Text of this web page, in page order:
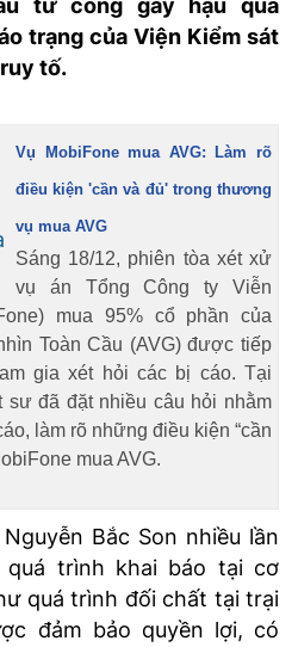
tư công gây hậu quả
trạng của Viện Kiểm sát
tố.
Vụ MobiFone mua AVG: Làm rõ
điều kiện 'cần và đủ' trong thương
vụ mua AVG
Sáng 18/12, phiên tòa xét xử
vụ án Tổng Công ty Viễn
mua 95% cổ phần của
Toàn Cầu (AVG) được tiếp
gia xét hỏi các bị cáo. Tại
sư đã đặt nhiều câu hỏi nhằm
làm rõ những điều kiện “cần
mua AVG.
Bắc Son nhiều lần
trình khai báo tại cơ
quá trình đối chất tại trại
đảm bảo quyền lợi, có